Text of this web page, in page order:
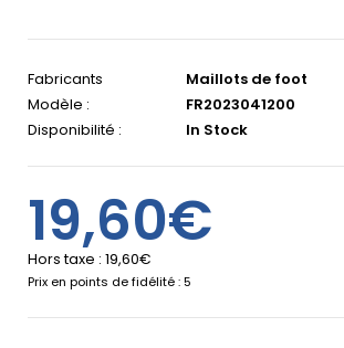
Fabricants
Maillots de foot
Modèle :
FR2023041200
Disponibilité :
In Stock
19,60€
Hors taxe : 19,60€
Prix en points de fidélité : 5